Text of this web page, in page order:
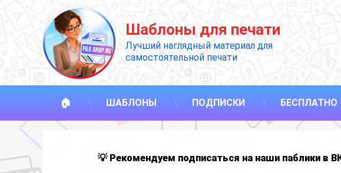
Перейти
к
содержимому
Шаблоны для печати
Лучший наглядный материал для
самостоятельной печати
🏠 ШАБЛОНЫ ПОДПИСКИ БЕСПЛАТНО
💡 Рекомендуем подписаться на наши паблики в